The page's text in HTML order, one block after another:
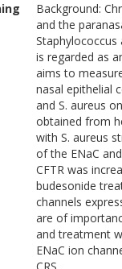
Background:
and the
Staphylococcus
is regarded as
aims to
nasal epithelial
and S. aureus
obtained from
with S. aureus
of the ENaC
CFTR was
budesonide
channels
are of
and treatment
ENaC ion